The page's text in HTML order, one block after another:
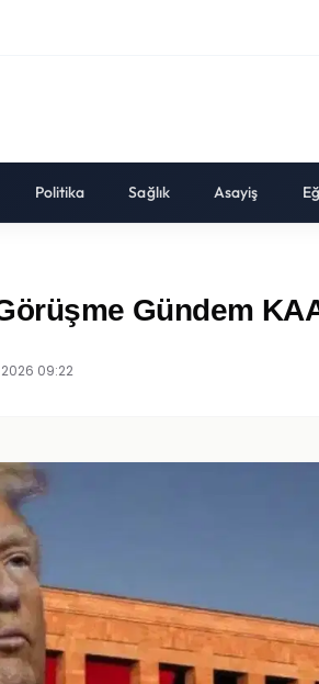
Politika Sağlık Asayiş
Gündem
09:22